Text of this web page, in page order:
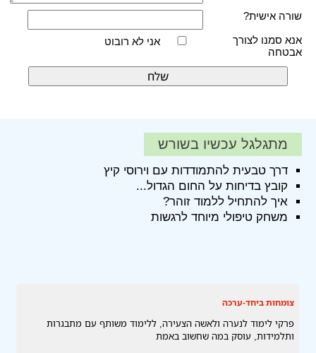
שורה אישית?
אנא סמנו לצורך
אבטחה
אני לא רובוט
מתגלגל עכשיו בשורש
דרך טבעית להתמודדות עם וירוסי קיץ
קובץ בדיחות על החום הגדול...
איך להתחיל ללמוד זוהר?
משחק טיפולי מיוחד לרגשות
צומחות ביחד-ערכה
פרקי לימוד לנערה ולאשה הצעירה, ללימוד משותף עם מתבגרות
ותלמידות, עוסק במה שחשוב באמת